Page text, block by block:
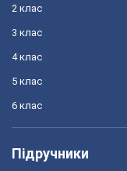
2 клас
3 клас
4 клас
5 клас
6 клас
Підручники